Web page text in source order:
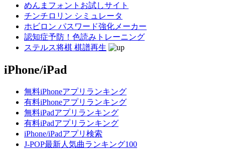
めんまフォントお試しサイト
チンチロリン シミュレータ
ホビロン パスワード強化メーカー
認知症予防！色読みトレーニング
ステルス将棋 棋譜再生
iPhone/iPad
無料iPhoneアプリランキング
有料iPhoneアプリランキング
無料iPadアプリランキング
有料iPadアプリランキング
iPhone/iPadアプリ検索
J-POP最新人気曲ランキング100